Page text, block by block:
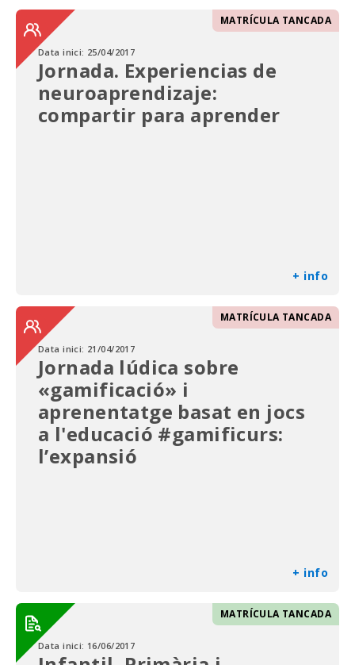
MATRÍCULA TANCADA
Data inici: 25/04/2017
Jornada. Experiencias de
neuroaprendizaje:
compartir para aprender
+ info
MATRÍCULA TANCADA
Data inici: 21/04/2017
Jornada lúdica sobre
«gamificació» i
aprenentatge basat en jocs
a l'educació #gamificurs:
l’expansió
+ info
MATRÍCULA TANCADA
Data inici: 16/06/2017